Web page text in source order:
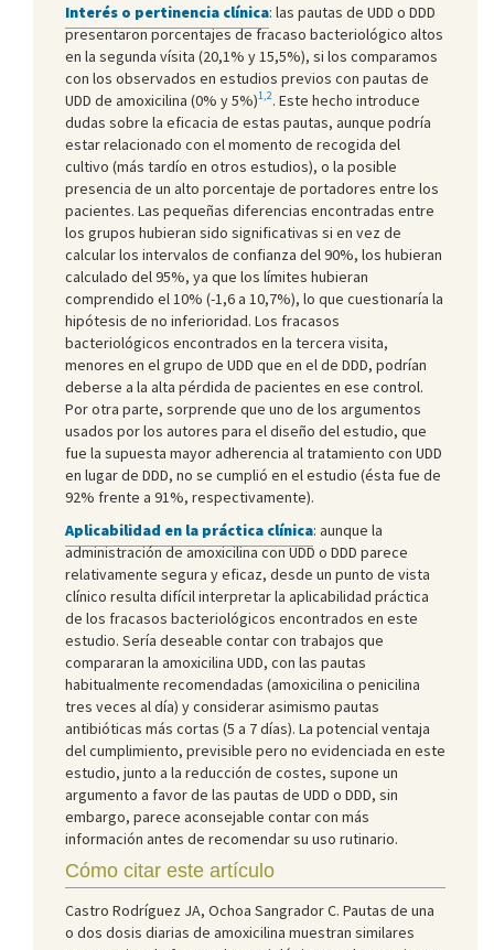
Interés o pertinencia clínica: las pautas de UDD o DDD
presentaron porcentajes de fracaso bacteriológico altos
en la segunda vísita (20,1% y 15,5%), si los comparamos
con los observados en estudios previos con pautas de
UDD de amoxicilina (0% y 5%)1,2. Este hecho introduce
dudas sobre la eficacia de estas pautas, aunque podría
estar relacionado con el momento de recogida del
cultivo (más tardío en otros estudios), o la posible
presencia de un alto porcentaje de portadores entre los
pacientes. Las pequeñas diferencias encontradas entre
los grupos hubieran sido significativas si en vez de
calcular los intervalos de confianza del 90%, los hubieran
calculado del 95%, ya que los límites hubieran
comprendido el 10% (-1,6 a 10,7%), lo que cuestionaría la
hipótesis de no inferioridad. Los fracasos
bacteriológicos encontrados en la tercera visita,
menores en el grupo de UDD que en el de DDD, podrían
deberse a la alta pérdida de pacientes en ese control.
Por otra parte, sorprende que uno de los argumentos
usados por los autores para el diseño del estudio, que
fue la supuesta mayor adherencia al tratamiento con UDD
en lugar de DDD, no se cumplió en el estudio (ésta fue de
92% frente a 91%, respectivamente).
Aplicabilidad en la práctica clínica: aunque la
administración de amoxicilina con UDD o DDD parece
relativamente segura y eficaz, desde un punto de vista
clínico resulta difícil interpretar la aplicabilidad práctica
de los fracasos bacteriológicos encontrados en este
estudio. Sería deseable contar con trabajos que
compararan la amoxicilina UDD, con las pautas
habitualmente recomendadas (amoxicilina o penicilina
tres veces al día) y considerar asimismo pautas
antibióticas más cortas (5 a 7 días). La potencial ventaja
del cumplimiento, previsible pero no evidenciada en este
estudio, junto a la reducción de costes, supone un
argumento a favor de las pautas de UDD o DDD, sin
embargo, parece aconsejable contar con más
información antes de recomendar su uso rutinario.
Cómo citar este artículo
Castro Rodríguez JA, Ochoa Sangrador C. Pautas de una
o dos dosis diarias de amoxicilina muestran similares